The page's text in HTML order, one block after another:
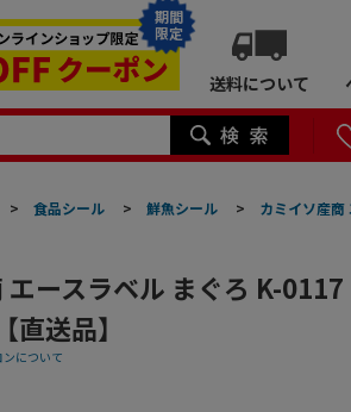
期間
限定
送料について
> 食品シール > 鮮魚シール > カミイソ産
エースラベル まぐろ K-
送品】
ンについて